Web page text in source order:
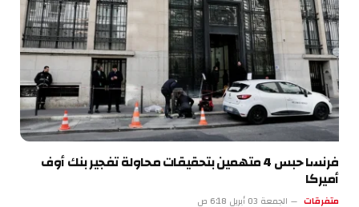
فرنسا حبس 4 متهمين بتحقيقات محاولة تفجير بنك أوف
أميركا
متفرقات الجمعة 03 أبريل 6:18 ص